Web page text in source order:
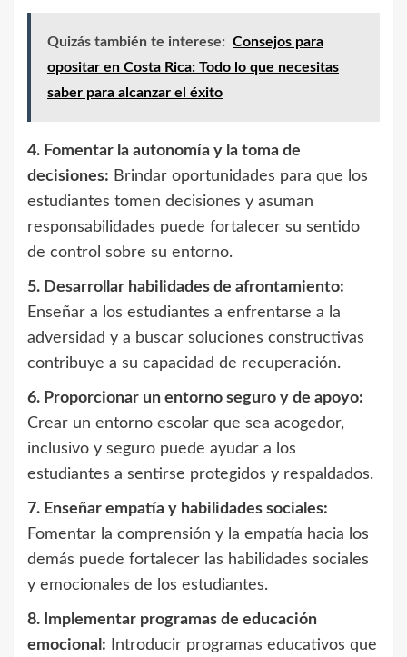
Quizás también te interese: Consejos para
opositar en Costa Rica: Todo lo que necesitas
saber para alcanzar el éxito
4. Fomentar la autonomía y la toma de
decisiones: Brindar oportunidades para que los
estudiantes tomen decisiones y asuman
responsabilidades puede fortalecer su sentido
de control sobre su entorno.
5. Desarrollar habilidades de afrontamiento:
Enseñar a los estudiantes a enfrentarse a la
adversidad y a buscar soluciones constructivas
contribuye a su capacidad de recuperación.
6. Proporcionar un entorno seguro y de apoyo:
Crear un entorno escolar que sea acogedor,
inclusivo y seguro puede ayudar a los
estudiantes a sentirse protegidos y respaldados.
7. Enseñar empatía y habilidades sociales:
Fomentar la comprensión y la empatía hacia los
demás puede fortalecer las habilidades sociales
y emocionales de los estudiantes.
8. Implementar programas de educación
emocional: Introducir programas educativos que